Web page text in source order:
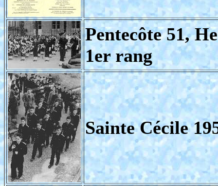
Pentecôte 51,
1er rang
Sainte Cécile